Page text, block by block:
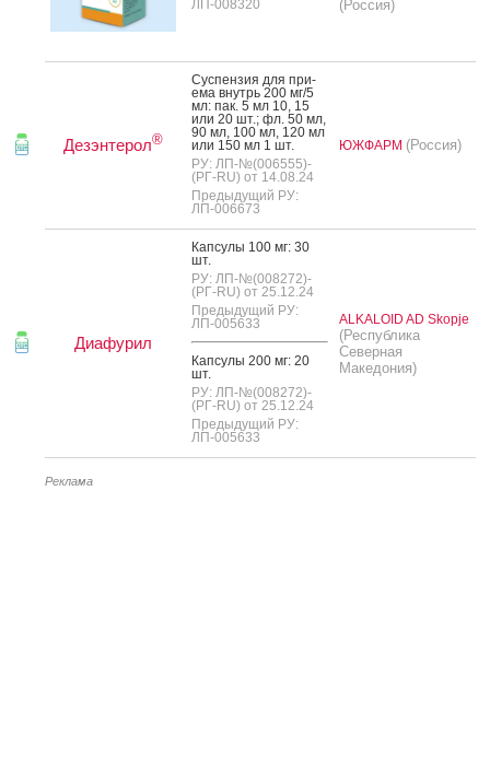
ЛП-008320
(Россия)
Дезэнтерол®
Сус­пензия для при­
ема внутрь 200 мг/5
мл: пак. 5 мл 10, 15
или 20 шт.; фл. 50 мл,
90 мл, 100 мл, 120 мл
или 150 мл 1 шт.
РУ: ЛП-№(006555)-
(РГ-RU) от 14.08.24
Предыдущий РУ:
ЛП-006673
ЮЖФАРМ (Россия)
Диафурил
Кап­су­лы 100 мг: 30
шт.
РУ: ЛП-№(008272)-
(РГ-RU) от 25.12.24
Предыдущий РУ:
ЛП-005633
Кап­су­лы 200 мг: 20
шт.
РУ: ЛП-№(008272)-
(РГ-RU) от 25.12.24
Предыдущий РУ:
ЛП-005633
ALKALOID AD Skopje
(Республика
Северная
Македония)
Реклама